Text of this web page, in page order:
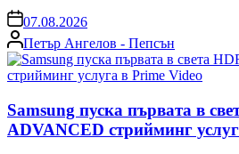
on07.08.2026
Posted
by
Петър Ангелов - Пепсън
Samsung пуска първата в
ADVANCED стрийминг